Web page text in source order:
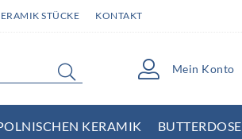
STÜCKE KONTAKT
Mein Konto
KERAMIK BUTTERDOSE